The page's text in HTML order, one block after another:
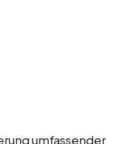
umfassender